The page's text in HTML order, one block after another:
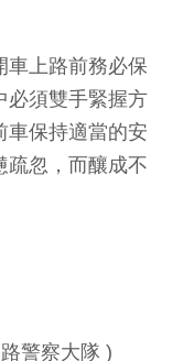
車上路前務必保
必須雙手緊握方
車保持適當的安
疏忽，而釀成不
警察大隊 )